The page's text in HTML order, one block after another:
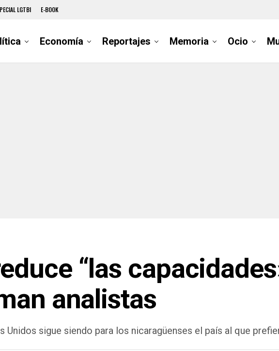
LGTBI E-BOOK
Economía Reportajes Memoria Ocio
“las
analistas
Unidos sigue siendo para los nicaragüenses el país al que